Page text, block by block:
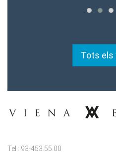
viena@vienaedicions.com